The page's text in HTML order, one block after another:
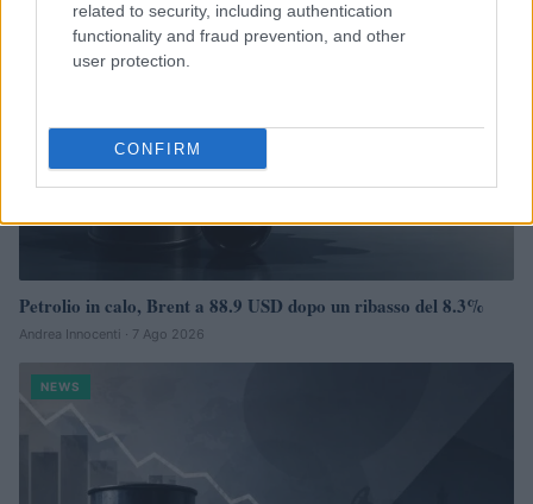
related to security, including authentication
functionality and fraud prevention, and other
user protection.
CONFIRM
Petrolio in calo, Brent a 88.9 USD dopo un ribasso del 8.3%
Andrea Innocenti · 7 Ago 2026
NEWS